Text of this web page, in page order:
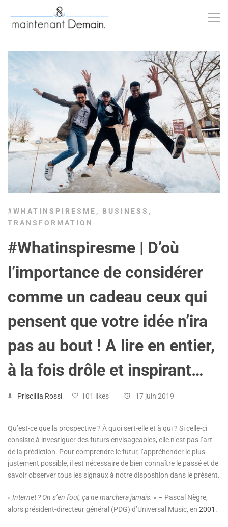
#WHATINSPIRESME , BUSINESS ,
TRANSFORMATION
#Whatinspiresme | D’où
l’importance de considérer
comme un cadeau ceux qui
pensent que votre idée n’ira
pas au bout ! A lire en entier,
à la fois drôle et inspirant…
Priscillia Rossi 101 likes 17 juin 2019
Qu’est-ce que la prospective ? À quoi sert-elle et à qui ? Si celle-ci
consiste à investiguer des futurs envisageables, elle n’est pas l’art
de la prédiction. Pour comprendre le futur, l’appréhender le plus
justement possible, il est nécessaire de bien connaître le passé et de
savoir observer tous les signaux à notre disposition dans le présent.
«Internet ? On s’en fout, ça ne marchera jamais. » – Pascal Nègre,
alors président-directeur général (PDG) d’Universal Music, en 2001 .